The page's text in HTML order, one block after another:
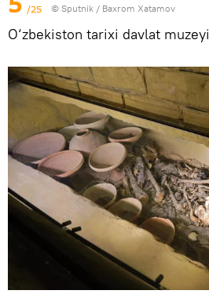
/25 © Sputnik / Baxrom Xatamov
O‘zbekiston tarixi davlat muzeyi